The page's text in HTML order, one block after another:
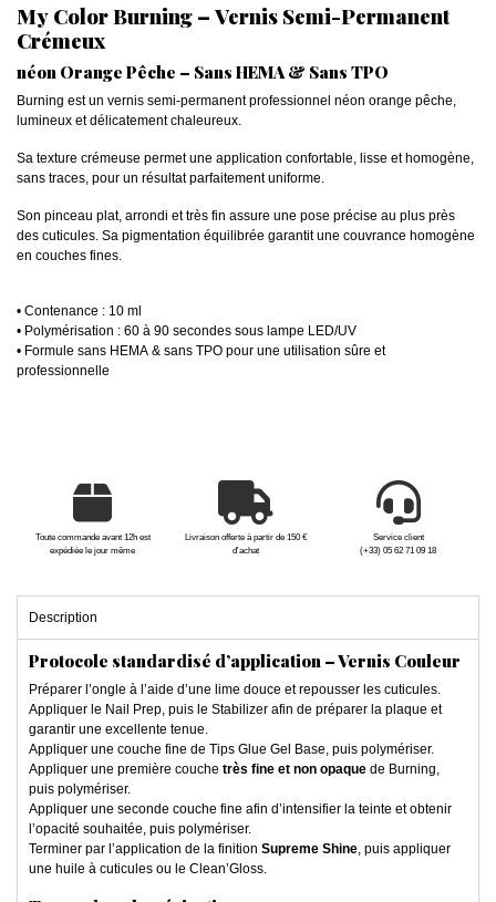
My Color Burning – Vernis Semi-Permanent
Crémeux
néon Orange Pêche – Sans HEMA & Sans TPO
Burning est un vernis semi-permanent professionnel néon orange pêche,
lumineux et délicatement chaleureux.
Sa texture crémeuse permet une application confortable, lisse et homogène,
sans traces, pour un résultat parfaitement uniforme.
Son pinceau plat, arrondi et très fin assure une pose précise au plus près
des cuticules. Sa pigmentation équilibrée garantit une couvrance homogène
en couches fines.
• Contenance : 10 ml
• Polymérisation : 60 à 90 secondes sous lampe LED/UV
• Formule sans HEMA & sans TPO pour une utilisation sûre et
professionnelle
Toute commande avant 12h est
expédiée le jour même
Livraison offerte à partir de 150 €
d'achat
Service client
(+33) 05 62 71 09 18
Description
Protocole standardisé d’application – Vernis Couleur
Préparer l’ongle à l’aide d’une lime douce et repousser les cuticules.
Appliquer le Nail Prep, puis le Stabilizer afin de préparer la plaque et
garantir une excellente tenue.
Appliquer une couche fine de Tips Glue Gel Base, puis polymériser.
Appliquer une première couche très fine et non opaque de Burning,
puis polymériser.
Appliquer une seconde couche fine afin d’intensifier la teinte et obtenir
l’opacité souhaitée, puis polymériser.
Terminer par l’application de la finition Supreme Shine, puis appliquer
une huile à cuticules ou le Clean’Gloss.